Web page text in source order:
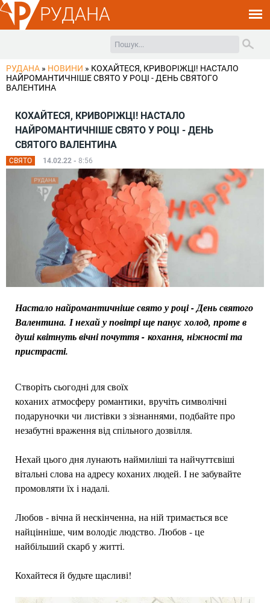
РУДАНА
РУДАНА » НОВИНИ » КОХАЙТЕСЯ, КРИВОРІЖЦІ! НАСТАЛО
НАЙРОМАНТИЧНІШЕ СВЯТО У РОЦІ - ДЕНЬ СВЯТОГО
ВАЛЕНТИНА
КОХАЙТЕСЯ, КРИВОРІЖЦІ! НАСТАЛО
НАЙРОМАНТИЧНІШЕ СВЯТО У РОЦІ - ДЕНЬ
СВЯТОГО ВАЛЕНТИНА
СВЯТО 14.02.22 - 8:56
Настало найромантичніше свято у році - День святого
Валентина. І нехай у повітрі ще панує холод, проте в
душі квітнуть вічні почуття - кохання, ніжності та
пристрасті.
Створіть сьогодні для своїх
коханих атмосферу романтики, вручіть символічні
подаруночки чи листівки з зізнаннями, подбайте про
незабутні враження від спільного дозвілля.
Нехай цього дня лунають наймиліші та найчуттєвіші
вітальні слова на адресу коханих людей. І не забувайте
промовляти їх і надалі.
Любов - вічна й нескінченна, на ній тримається все
найцінніше, чим володіє людство. Любов - це
найбільший скарб у житті.
Кохайтеся й будьте щасливі!